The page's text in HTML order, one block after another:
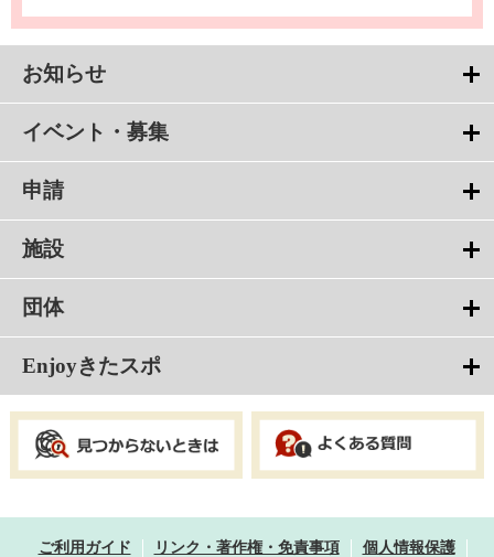
お知らせ
イベント・募集
申請
施設
団体
Enjoyきたスポ
ご利用ガイド リンク・著作権・免責事項
個人情報保護